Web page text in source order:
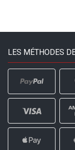
LES MÉTHODES